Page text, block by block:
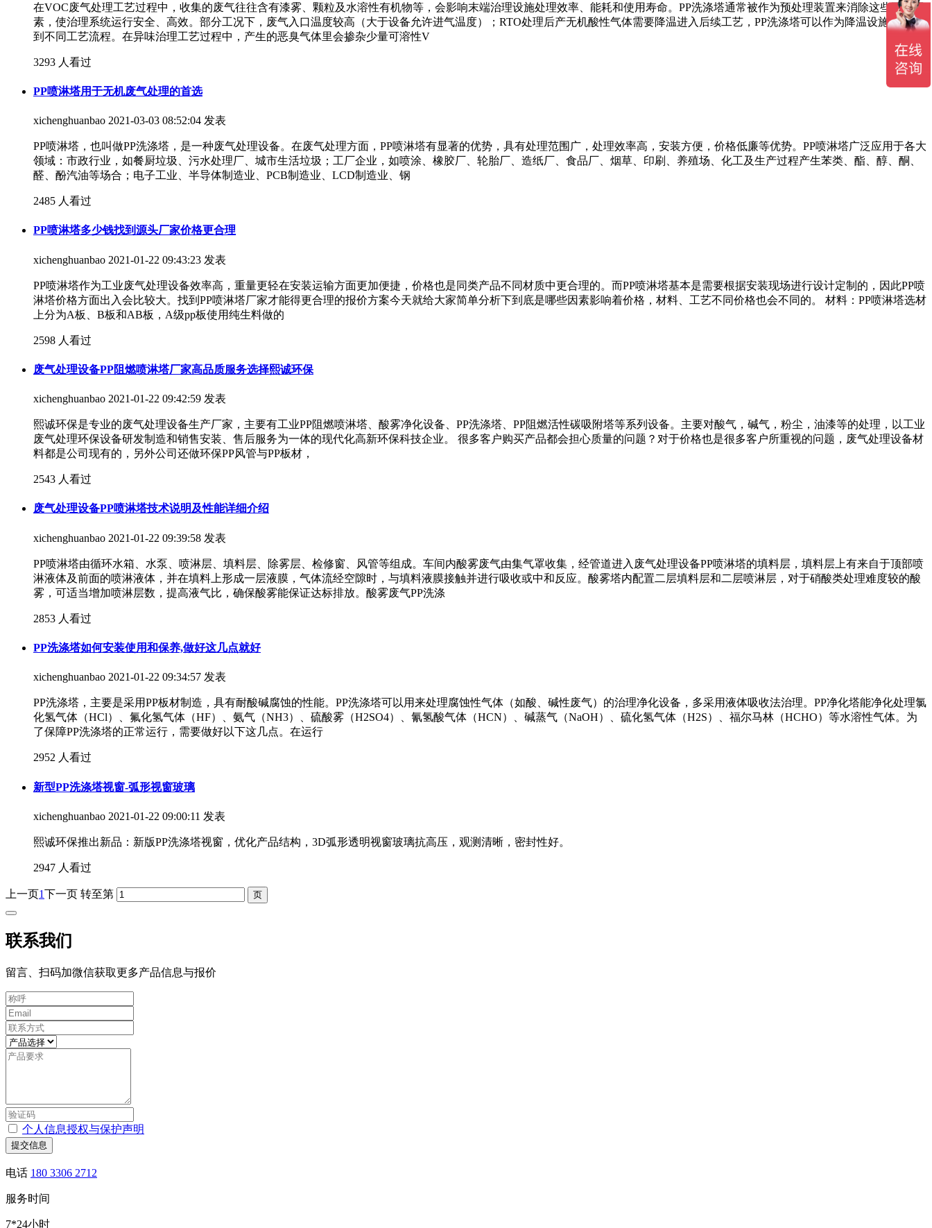
在VOC废气处理工艺过程中，收集的废气往往含有漆雾、颗粒及水溶性有机物等，会影响末端治理设施处理效率、能耗和使用寿命。PP洗涤塔通常被作为预处理装置来消除这些不利因
素，使治理系统运行安全、高效。部分工况下，废气入口温度较高（大于设备允许进气温度）；RTO处理后产无机酸性气体需要降温进入后续工艺，PP洗涤塔可以作为降温设施被应用
到不同工艺流程。在异味治理工艺过程中，产生的恶臭气体里会掺杂少量可溶性V
3293 人看过
PP喷淋塔用于无机废气处理的首选
xichenghuanbao 2021-03-03 08:52:04 发表
PP喷淋塔，也叫做PP洗涤塔，是一种废气处理设备。在废气处理方面，PP喷淋塔有显著的优势，具有处理范围广，处理效率高，安装方便，价格低廉等优势。PP喷淋塔广泛应用于各大
领域：市政行业，如餐厨垃圾、污水处理厂、城市生活垃圾；工厂企业，如喷涂、橡胶厂、轮胎厂、造纸厂、食品厂、烟草、印刷、养殖场、化工及生产过程产生苯类、酯、醇、酮、
醛、酚汽油等场合；电子工业、半导体制造业、PCB制造业、LCD制造业、钢
2485 人看过
PP喷淋塔多少钱找到源头厂家价格更合理
xichenghuanbao 2021-01-22 09:43:23 发表
PP喷淋塔作为工业废气处理设备效率高，重量更轻在安装运输方面更加便捷，价格也是同类产品不同材质中更合理的。而PP喷淋塔基本是需要根据安装现场进行设计定制的，因此PP喷
淋塔价格方面出入会比较大。找到PP喷淋塔厂家才能得更合理的报价方案今天就给大家简单分析下到底是哪些因素影响着价格，材料、工艺不同价格也会不同的。 材料：PP喷淋塔选材
上分为A板、B板和AB板，A级pp板使用纯生料做的
2598 人看过
废气处理设备PP阻燃喷淋塔厂家高品质服务选择熙诚环保
xichenghuanbao 2021-01-22 09:42:59 发表
熙诚环保是专业的废气处理设备生产厂家，主要有工业PP阻燃喷淋塔、酸雾净化设备、PP洗涤塔、PP阻燃活性碳吸附塔等系列设备。主要对酸气，碱气，粉尘，油漆等的处理，以工业
废气处理环保设备研发制造和销售安装、售后服务为一体的现代化高新环保科技企业。 很多客户购买产品都会担心质量的问题？对于价格也是很多客户所重视的问题，废气处理设备材
料都是公司现有的，另外公司还做环保PP风管与PP板材，
2543 人看过
废气处理设备PP喷淋塔技术说明及性能详细介绍
xichenghuanbao 2021-01-22 09:39:58 发表
PP喷淋塔由循环水箱、水泵、喷淋层、填料层、除雾层、检修窗、风管等组成。车间内酸雾废气由集气罩收集，经管道进入废气处理设备PP喷淋塔的填料层，填料层上有来自于顶部喷
淋液体及前面的喷淋液体，并在填料上形成一层液膜，气体流经空隙时，与填料液膜接触并进行吸收或中和反应。酸雾塔内配置二层填料层和二层喷淋层，对于硝酸类处理难度较的酸
雾，可适当增加喷淋层数，提高液气比，确保酸雾能保证达标排放。酸雾废气PP洗涤
2853 人看过
PP洗涤塔如何安装使用和保养,做好这几点就好
xichenghuanbao 2021-01-22 09:34:57 发表
PP洗涤塔，主要是采用PP板材制造，具有耐酸碱腐蚀的性能。PP洗涤塔可以用来处理腐蚀性气体（如酸、碱性废气）的治理净化设备，多采用液体吸收法治理。PP净化塔能净化处理氯
化氢气体（HCl）、氟化氢气体（HF）、氨气（NH3）、硫酸雾（H2SO4）、氰氢酸气体（HCN）、碱蒸气（NaOH）、硫化氢气体（H2S）、福尔马林（HCHO）等水溶性气体。为
了保障PP洗涤塔的正常运行，需要做好以下这几点。在运行
2952 人看过
新型PP洗涤塔视窗-弧形视窗玻璃
xichenghuanbao 2021-01-22 09:00:11 发表
熙诚环保推出新品：新版PP洗涤塔视窗，优化产品结构，3D弧形透明视窗玻璃抗高压，观测清晰，密封性好。
2947 人看过
上一页1下一页 转至第
联系我们
留言、扫码加微信获取更多产品信息与报价
个人信息授权与保护声明
提交信息
电话 180 3306 2712
服务时间
7*24小时